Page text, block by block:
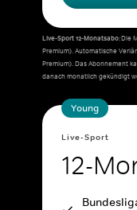
Live-Sport 12-Monatsabo:Die
Premium). Automatische
Premium). Das Abonnement
danach monatlich gekündigt
Young
Live-Sport
12-